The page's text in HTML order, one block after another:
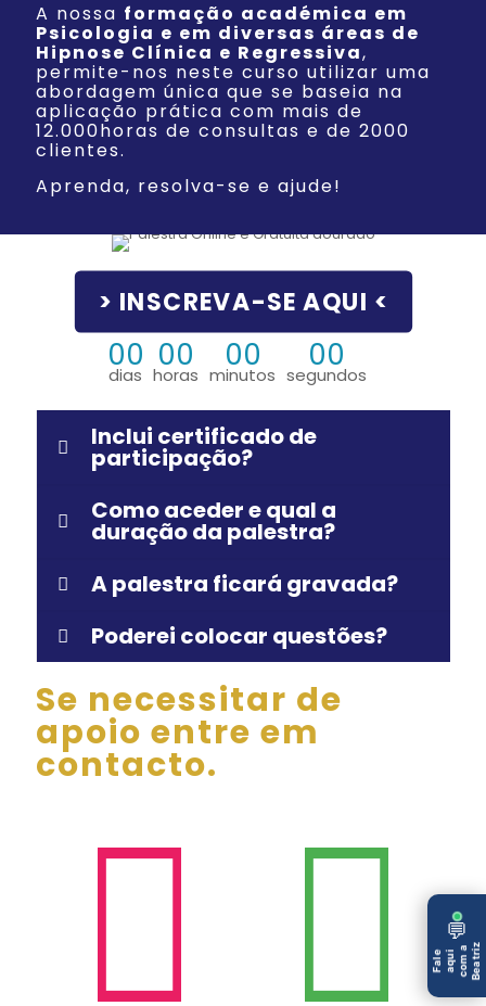
A nossa formação académica em
Psicologia e em diversas áreas de
Hipnose Clínica e Regressiva,
permite-nos neste curso utilizar uma
abordagem única que se baseia na
aplicação prática com mais de
12.000horas de consultas e de 2000
clientes.
Aprenda, resolva-se e ajude!
> INSCREVA-SE AQUI <
00
dias
00
horas
00
minutos
00
segundos
Inclui certificado de
participação?
Como aceder e qual a
duração da palestra?
A palestra ficará gravada?
Poderei colocar questões?
Se necessitar de
apoio entre em
contacto.
💬
Fale aquicom aBeatriz